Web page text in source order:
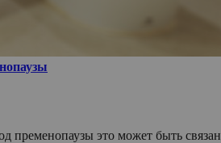
это может быть